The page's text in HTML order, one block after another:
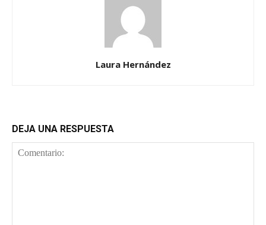
Laura Hernández
DEJA UNA RESPUESTA